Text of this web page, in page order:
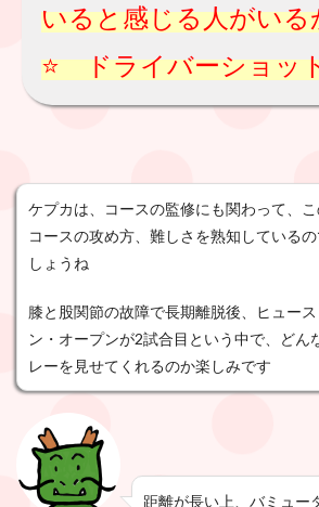
いると感じる人がいる
⭐️ ドライバーショッ
ケプカは、コースの監修にも関わって、
コースの攻め方、難しさを熟知している
しょうね
膝と股関節の故障で長期離脱後、ヒュース
ン・オープンが2試合目という中で、どん
レーを見せてくれるのか楽しみです
距離が長い上、バミュー